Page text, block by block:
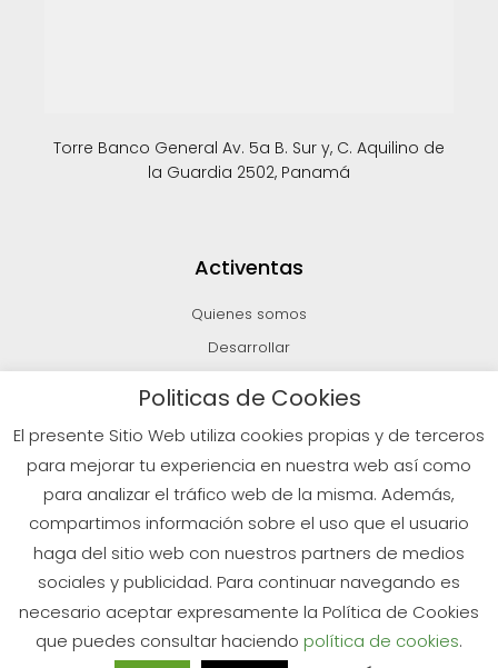
Torre Banco General Av. 5a B. Sur y, C. Aquilino de
la Guardia 2502, Panamá
Activentas
Quienes somos
Desarrollar
Blog
Políticas de PrivacidadAviso LegalPolítica de Cookies
Politicas de Cookies
El presente Sitio Web utiliza cookies propias y de terceros
para mejorar tu experiencia en nuestra web así como
para analizar el tráfico web de la misma. Además,
compartimos información sobre el uso que el usuario
haga del sitio web con nuestros partners de medios
sociales y publicidad. Para continuar navegando es
necesario aceptar expresamente la Política de Cookies
que puedes consultar haciendo política de cookies.
¿Tienes dudas?